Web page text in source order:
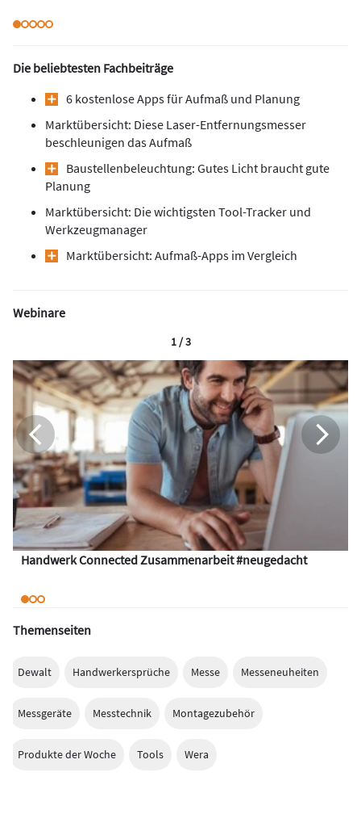
Die beliebtesten Fachbeiträge
6 kostenlose Apps für Aufmaß und Planung
Marktübersicht: Diese Laser-Entfernungsmesser
beschleunigen das Aufmaß
Baustellenbeleuchtung: Gutes Licht braucht gute
Planung
Marktübersicht: Die wichtigsten Tool-Tracker und
Werkzeugmanager
Marktübersicht: Aufmaß-Apps im Vergleich
Webinare
Handwerk Connected Zusammenarbeit #neugedacht
1 / 3
Themenseiten
Dewalt Handwerkersprüche Messe Messeneuheiten
Messgeräte Messtechnik Montagezubehör
Produkte der Woche Tools Wera